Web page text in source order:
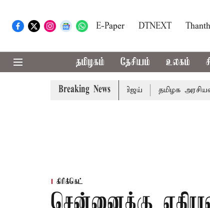
E-Paper DTNEXT
தமிழகம் தேசியம் உலகம்
Breaking News
முதல்-அமைச்சர் விஜய் தமிழக அரசியலில்
கிரிக்கெட்